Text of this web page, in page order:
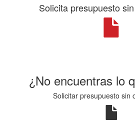
Solicita presupuesto
¿No encuentras lo
Solicitar presupuesto sin